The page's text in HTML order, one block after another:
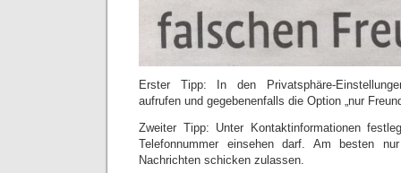
Erster Tipp: In den Privatsphäre-
aufrufen und gegebenenfalls die Option „nur
Zweiter Tipp: Unter Kontaktinformationen
Telefonnummer einsehen darf. Am besten
Nachrichten schicken zulassen.